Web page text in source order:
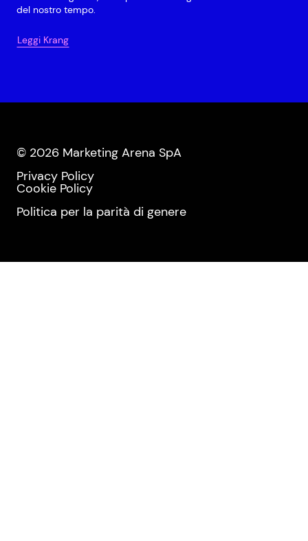
del nostro tempo.
Leggi Krang
© 2026 Marketing Arena SpA
Privacy Policy
Cookie Policy
Politica per la parità di genere